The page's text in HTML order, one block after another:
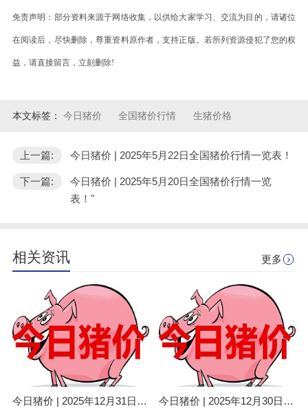
免责声明：部分资料来源于网络收集，以供给大家学习、交流为目的，请诸位
在阅读后，尽快删除，尊重资料原作者，支持正版。若所列资源侵犯了您的权
益，请直接留言，立刻删除!
本文标签： 今日猪价 全国猪价行情 生猪价格
上一篇: 今日猪价 | 2025年5月22日全国猪价行情一览表！
下一篇:
今日猪价 | 2025年5月20日全国猪价行情一览
表！"
相关资讯 更多
今日猪价 | 2025年12月31日全国猪价行情一览表！ 今日猪价 | 2025年12月30日全国猪价行情一览表！